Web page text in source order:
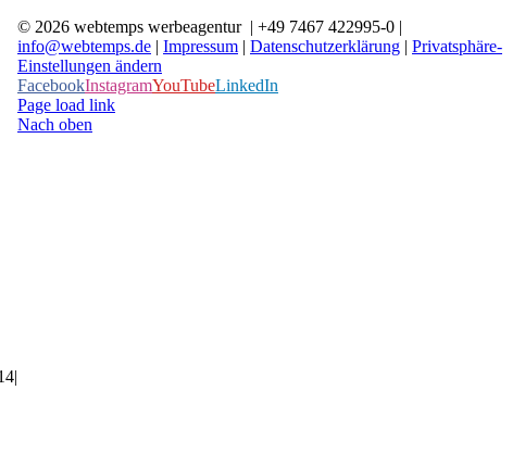
|
© 2026 webtemps werbeagentur | +49 7467 422995-0 |
info@webtemps.de | Impressum | Datenschutzerklärung | Privatsphäre-
Einstellungen ändern
FacebookInstagramYouTubeLinkedIn
Page load link
Nach oben